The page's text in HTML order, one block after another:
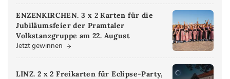
ENZENKIRCHEN. 3 x 2 Karten für die
Jubiläumsfeier der Pramtaler
Volkstanzgruppe am 22. August
Jetzt gewinnen
LINZ. 2 x 2 Freikarten für Eclipse-Party,